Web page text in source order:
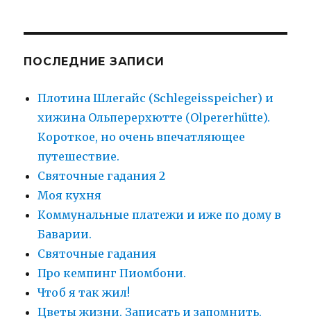
ПОСЛЕДНИЕ ЗАПИСИ
Плотина Шлегайс (Schlegeisspeicher) и
хижина Ольперерхютте (Olpererhütte).
Короткое, но очень впечатляющее
путешествие.
Святочные гадания 2
Моя кухня
Коммунальные платежи и иже по дому в
Баварии.
Святочные гадания
Про кемпинг Пиомбони.
Чтоб я так жил!
Цветы жизни. Записать и запомнить.